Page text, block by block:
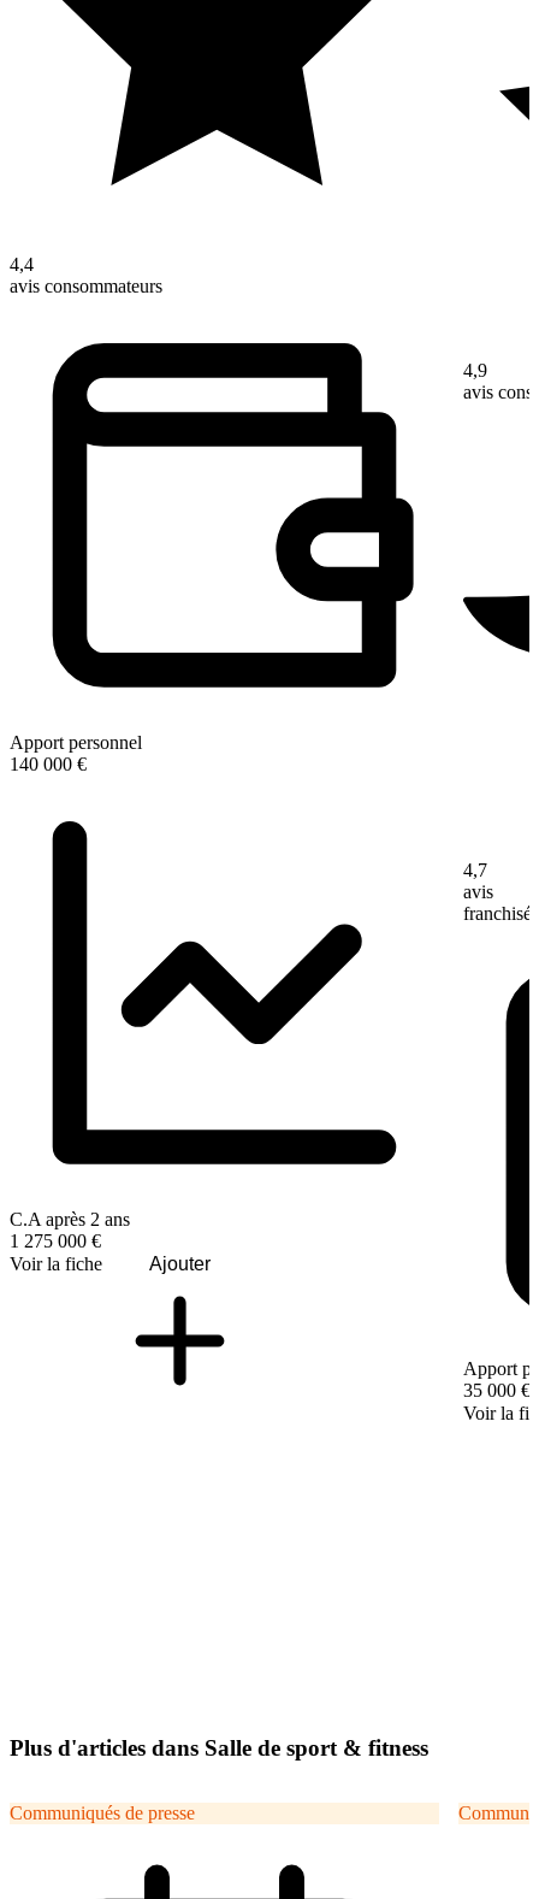
4,4
avis consommateurs
Apport personnel
140 000 €
C.A après 2 ans
1 275 000 €
Voir la fiche
Ajouter
4,9
avis
4,7
avis
franchisé
Apport
35 000 €
Voir la
Plus d'articles dans Salle de sport & fitness
Communiqués de presse